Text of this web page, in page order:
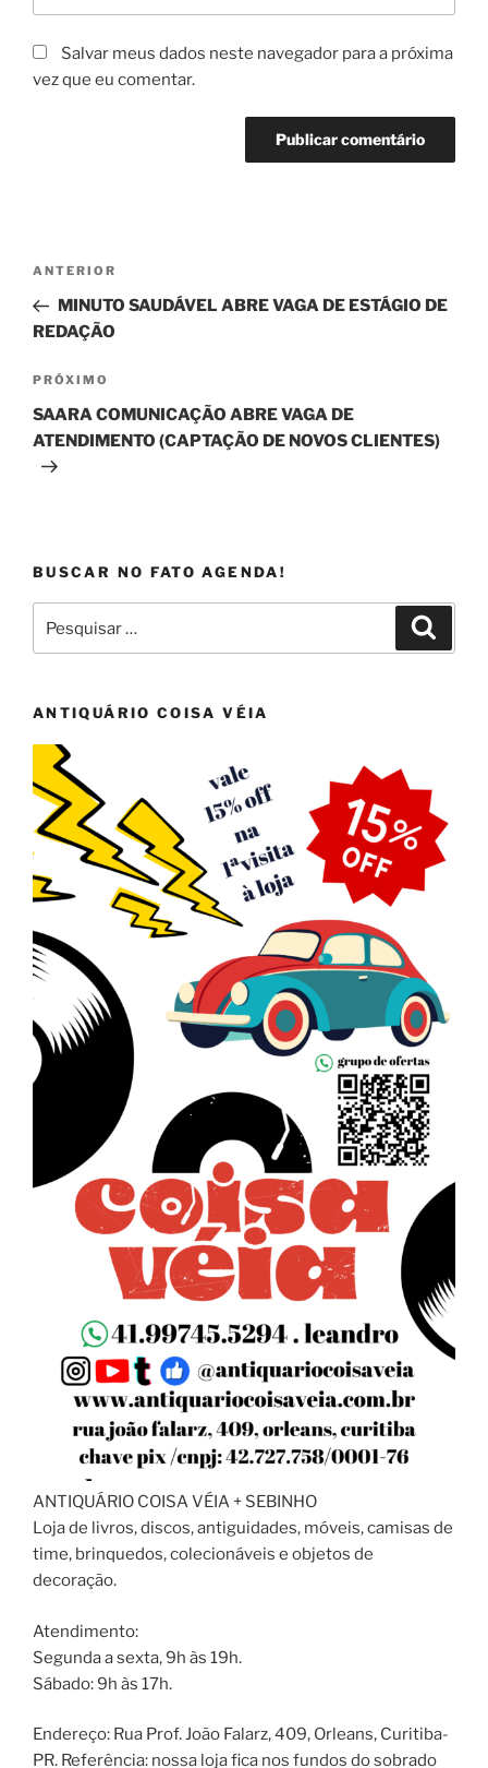
Salvar meus dados neste navegador para a próxima
vez que eu comentar.
Navegação
Post
Post
anterior
ANTERIOR
MINUTO SAUDÁVEL ABRE VAGA DE ESTÁGIO DE
REDAÇÃO
Próximo
post
PRÓXIMO
SAARA COMUNICAÇÃO ABRE VAGA DE
ATENDIMENTO (CAPTAÇÃO DE NOVOS CLIENTES)
BUSCAR NO FATO AGENDA!
por:
ANTIQUÁRIO COISA VÉIA
ANTIQUÁRIO COISA VÉIA + SEBINHO
Loja de livros, discos, antiguidades, móveis, camisas de
time, brinquedos, colecionáveis e objetos de
decoração.
Atendimento:
Segunda a sexta, 9h às 19h.
Sábado: 9h às 17h.
Endereço: Rua Prof. João Falarz, 409, Orleans, Curitiba-
PR. Referência: nossa loja fica nos fundos do sobrado